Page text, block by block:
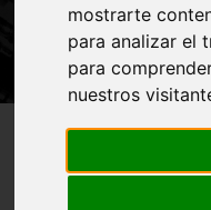
mostrarte
para analizar el
para
nuestros
Región de Murcia Digital